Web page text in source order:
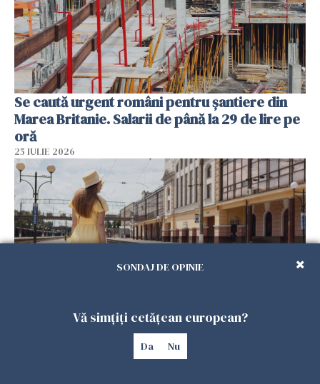
Se caută urgent români pentru șantiere din
Marea Britanie. Salarii de până la 29 de lire pe
oră
25 IULIE 2026
Haos pe calea ferată în Italia! Timp de
aproape patru zile, trenurile spre Roma și
Milano pot întârzia până la 3 ore
SONDAJ DE OPINIE
Vă simțiți cetățean european?
Da Nu